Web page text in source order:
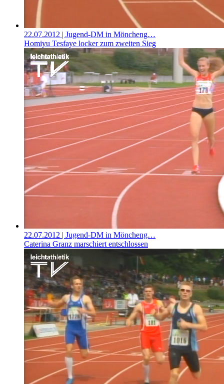
22.07.2012 | Jugend-DM in Möncheng…
Homiyu Tesfaye locker zum zweiten Sieg
22.07.2012 | Jugend-DM in Möncheng…
Caterina Granz marschiert entschlossen